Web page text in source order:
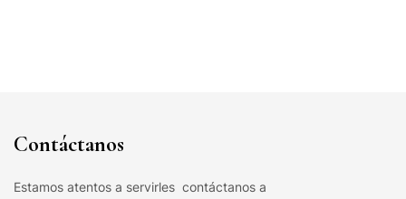
Contáctanos
Estamos atentos a servirles contáctanos a